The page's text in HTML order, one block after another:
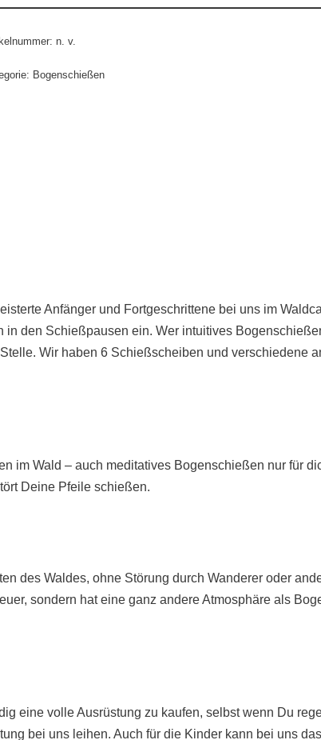
n. v.
Bogenschießen
Anfänger und Fortgeschrittene bei uns im
den Schießpausen ein. Wer intuitives
Wir haben 6 Schießscheiben und verschiedene
im Wald – auch meditatives Bogenschießen nur für
Deine Pfeile schießen.
des Waldes, ohne Störung durch Wanderer oder
sondern hat eine ganz andere Atmosphäre als
eine volle Ausrüstung zu kaufen, selbst wenn Du
bei uns leihen. Auch für die Kinder kann bei uns